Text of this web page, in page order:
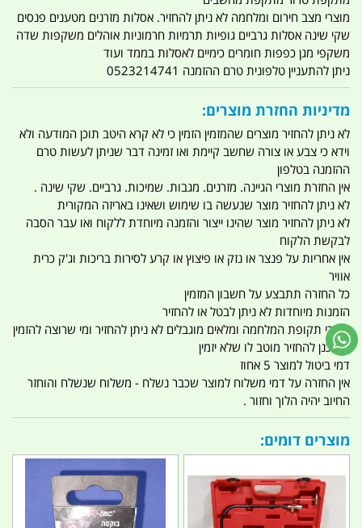
מוצרי מצב חירום ומלחמה לא ניתן להחזיר. אסלות מזרנים מטענים פנסים
שקי שינה אסלות גרביים גופיות תרמיות חרמוניות אוהלים משקפות שדה
משקפי מגן כפפות חומרים כימיים לאסלות בממד ועוד
ניתן להתעניין טלפונית טרם ההזמנה 0523214741
מדיניות החזרת מוצרים:
לא ניתן להחזיר מוצרים שהמזמין הזמין כי לא קרא היטב תוכן המודעה ולא
וידא כי צבע או צורה שחשב קיימת ואו זמינה דבר שניתן לעשות טרם
ההזמנה בטלפון
אין החזרת מוצרי הגיינה. מזרנים. מגבות. שמיכות. גרביים. שקי שינה .
לא ניתן להחזיר מוצר שנעשה בו שימוש ושאינו באריזה המקורית
לא ניתן להחזיר מוצר שהינו ייצור והזמנה מיוחדת ללקוח ואו עבר הסבה
לבקשת הלקוח
אין אחריות על פנצר או נזק או פיצוץ או קרע לסירות בריכות וג'ק כרית
אוויר
כל החזרה תתבצע על חשבון המזמין
הזמנות מיוחדות לא ניתן לבטל או להחזיר
מוצרי תקופת המלחמה ומלאים מוגבלים לא ניתן להחזיר ומי שרוצה להזמין
ומתכנן להחזיר מוטב לו שלא יזמין
דמי ביטול למוצר 5 אחוז
אין החזרה על דמי משלוח למוצר שכבר נשלח - משלוח שנשלח והוחזר
החיוב יהיה הלוך וחזור .
מוצרים דומים: